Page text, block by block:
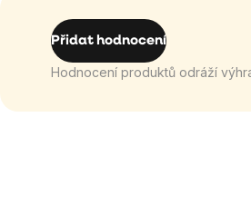
Přidat hodnocení
Hodnocení produktů odráží